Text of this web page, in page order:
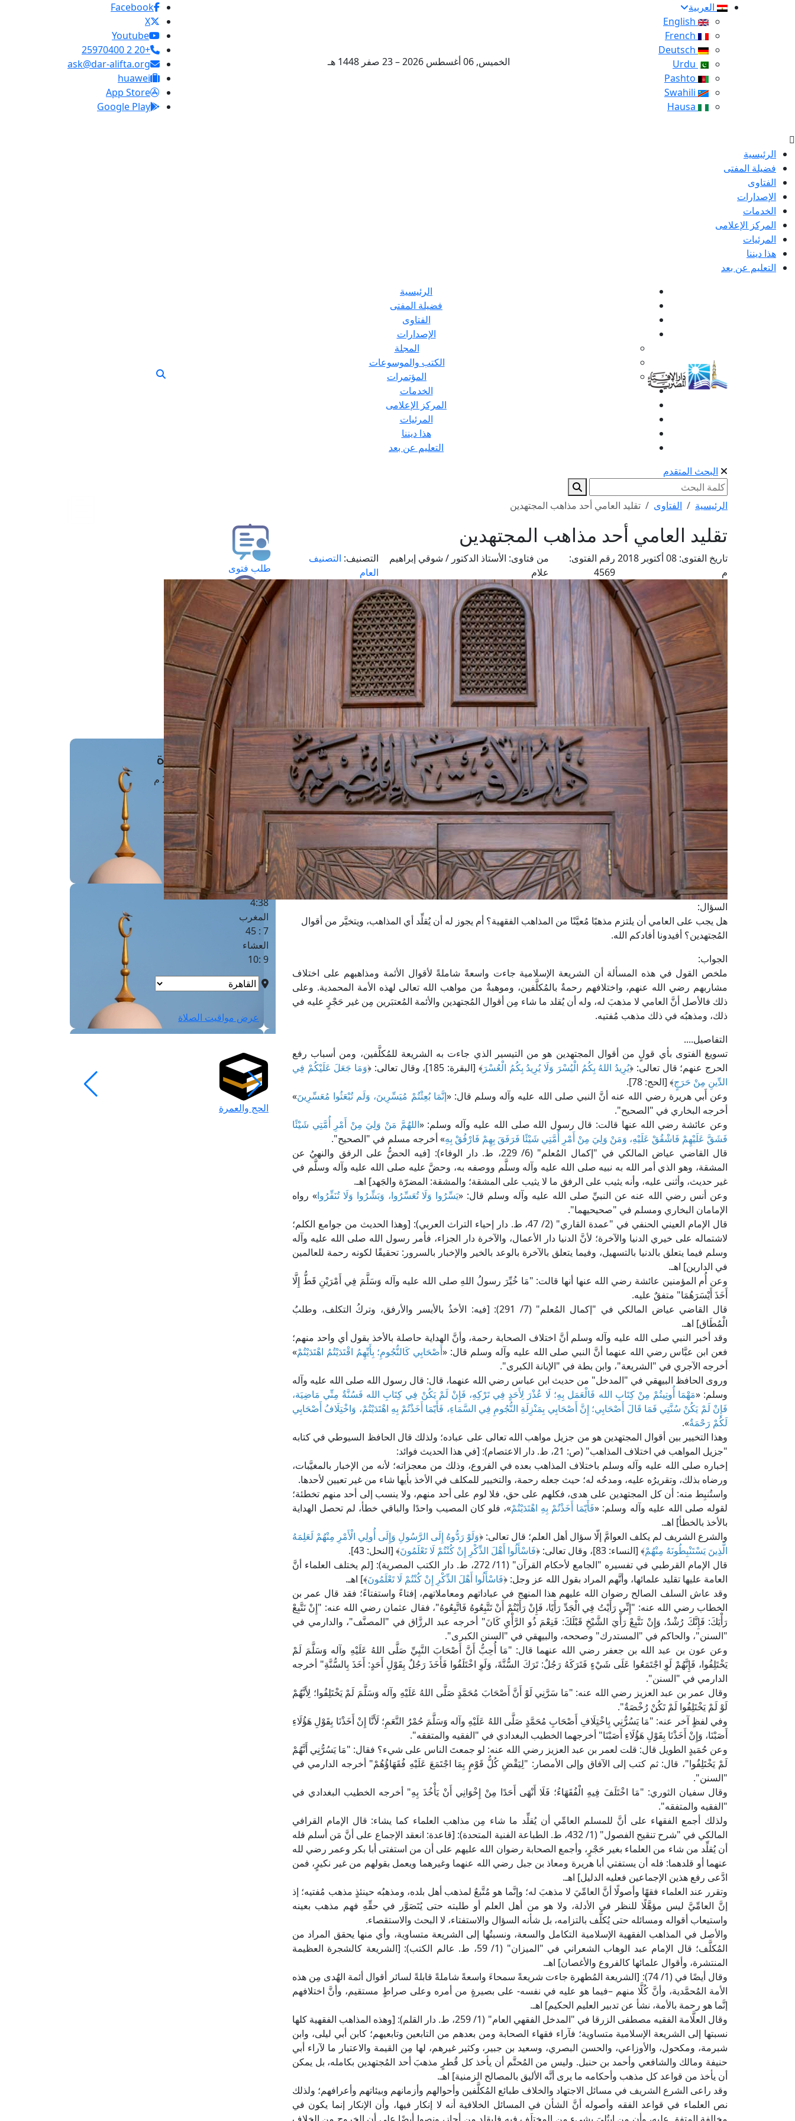
العربية
الخميس, 06 أغسطس 2026 – 23 صفر 1448 هـ
Facebook
X
Youtube
+20 2 25970400
ask@dar-alifta.org
huawei
App Store
Google Play
الرئيسية
فضيلة المفتى
الفتاوى
الإصدارات
الخدمات
المركز الإعلامى
المرئيات
هذا ديننا
التعليم عن بعد
الرئيسية
فضيلة المفتى
الفتاوى
الإصدارات
المجلة
الكتب والموسوعات
المؤتمرات
الخدمات
المركز الإعلامى
المرئيات
هذا ديننا
التعليم عن بعد
البحث المتقدم
الرئيسية الفتاوى تقليد العامي أحد مذاهب المجتهدين
تقليد العامي أحد مذاهب المجتهدين
تاريخ الفتوى:
08 أكتوبر 2018
م
رقم الفتوى:
4569
من فتاوى: الأستاذ الدكتور / شوقي إبراهيم
علام
التصنيف: التصنيف
العام
السؤال:
هل يجب على العامي أن يلتزم مذهبًا مُعيَّنًا من المذاهب الفقهية؟ أم يجوز له أن يُقلِّد أي المذاهب، ويتخيَّر من أقوال
المُجتهدين؟ أفيدونا أفادكم الله.
الجواب:
ملخص القول في هذه المسألة أن الشريعة الإسلامية جاءت واسعةً شاملةً لأقوال الأئمة ومذاهبهم على اختلاف
مشاربهم رضي الله عنهم، واختلافهم رحمةٌ بالمُكلَّفين، وموهبةٌ من مواهب الله تعالى لهذه الأمة المحمدية. وعلى
ذلك فالأصل أنَّ العامي لا مذهبَ له، وله أن يُقلد ما شاء مِن أقوال المُجتهدين والأئمة المُعتبَرين مِن غير حَجْرٍ عليه في
ذلك، ومذهبُه في ذلك مذهب مُفتيه.
التفاصيل....
تسويغ الفتوى بأي قولٍ من أقوال المجتهدين هو من التيسير الذي جاءت به الشريعة للمُكلَّفين، ومن أسباب رفع
الحرج عنهم؛ قال تعالى: ﴿يُرِيدُ اللهُ بِكُمُ الْيُسْرَ وَلَا يُرِيدُ بِكُمُ الْعُسْرَ﴾ [البقرة: 185]، وقال تعالى: ﴿
وَمَا جَعَلَ عَلَيْكُمْ فِي
الدِّينِ مِنْ حَرَجٍ﴾ [الحج: 78].
وعن أَبي هريرة رضي الله عنه أنَّ النبي صلى الله عليه وآله وسلم قال: «إنَّمَا بُعِثْتُمْ مُيَسِّرِينَ، وَلَم تُبْعَثُوا مُعَسِّرِينَ»
أخرجه البخاري في "الصحيح".
وعن عائشة رضي الله عنها قالت: قال رسول الله صلى الله عليه وآله وسلم: «اللهُمَّ مَنْ وَلِيَ مِنْ أَمْرِ أُمَّتِي شَيْئًا
فَشَقَّ عَلَيْهِمْ فَاشْقُقْ عَلَيْهِ، وَمَنْ وَلِيَ مِنْ أَمْرِ أُمَّتِي شَيْئًا فَرَفَقَ بِهِمْ فَارْفُقْ بِهِ» أخرجه مسلم في "الصحيح".
قال القاضي عياض المالكي في "إكمال المُعلم" (6/ 229، ط. دار الوفاء): [فيه الحضُّ على الرفق والنهيُ عن
المشقة، وهو الذي أمر الله به نبيه صلى الله عليه وآله وسلَّم ووصفه به، وحضَّ عليه صلى الله عليه وآله وسلَّم في
غير حديث، وأثنى عليه، وأنه يثيب على الرفق ما لا يثيب على المشقة؛ والمشقة: المضرّة والجَهد] اهـ.
وعن أنس رضي الله عنه عن النبيِّ صلى الله عليه وآله وسلم قال: «يَسِّرُوا وَلَا تُعَسِّرُوا، وَبَشِّرُوا وَلَا تُنَفِّرُوا» رواه
الإمامان البخاري ومسلم في "صحيحيهما".
قال الإمام العيني الحنفي في "عمدة القاري" (2/ 47، ط. دار إحياء التراث العربي): [وهذا الحديث من جوامع الكلم؛
لاشتماله على خيري الدنيا والآخرة؛ لأنَّ الدنيا دار الأعمال، والآخرة دار الجزاء، فأمر رسول الله صلى الله عليه وآله
وسلم فيما يتعلق بالدنيا بالتسهيل، وفيما يتعلق بالآخرة بالوعد بالخير والإخبار بالسرور: تحقيقًا لكونه رحمة للعالمين
في الدارين] اهـ.
وعن أُم المؤمنين عائشة رضي الله عنها أنها قالت: "مَا خُيِّرَ رسولُ اللهِ صلى الله عليه وآله وَسَلَّمَ فِي أَمْرَيْنِ قَطُّ إِلَّا
أَخَذَ أَيْسَرَهُمَا" متفقٌ عليه.
قال القاضي عياض المالكي في "إكمال المُعلم" (7/ 291): [فيه: الأخذُ بالأيسر والأرفق، وتركُ التكلف، وطلبُ
الْمُطَاق] اهـ.
وقد أخبر النبي صلى الله عليه وآله وسلم أنَّ اختلاف الصحابة رحمة، وأنَّ الهداية حاصلة بالأخذ بقول أي واحد منهم؛
فعن ابن عبَّاس رضي الله عنهما أنَّ النبي صلى الله عليه وآله وسلم قال: «أَصْحَابِي كَالنُّجُومِ؛ بِأَيِّهِمُ اقْتَدَيْتُمُ اهْتَدَيْتُمْ»
أخرجه الآجري في "الشريعة"، وابن بطة في "الإبانة الكبرى".
وروى الحافظ البيهقي في "المدخل" من حديث ابن عباس رضي الله عنهما، قال: قال رسول الله صلى الله عليه وآله
وسلم: «مَهْمَا أُوتِيتُمْ مِنْ كِتَابِ الله فَالْعَمَل بِهِ؛ لَا عُذْرَ لِأَحَدٍ فِي تَرْكِهِ، فَإِنْ لَمْ يَكُنْ فِي كِتَابِ الله فَسُنَّةٌ مِنِّي مَاضِيَة،
فَإِنْ لَمْ يَكُنْ سُنَّتِي فَمَا قَالَ أَصْحَابِي؛ إِنَّ أَصْحَابِي بِمَنْزِلَةِ النُّجُومِ فِي السَّمَاءِ، فَأَيّمَا أَخَذْتُمْ بِهِ اهْتَدَيْتُمْ، وَاخْتِلَافُ أَصْحَابِي
لَكُمْ رَحْمَةٌ».
وهذا التخيير بين أقوال المجتهدين هو من جزيل مواهب الله تعالى على عباده؛ ولذلك قال الحافظ السيوطي في كتابه
"جزيل المواهب في اختلاف المذاهب" (ص: 21، ط. دار الاعتصام): [في هذا الحديث فوائد:
إخباره صلى الله عليه وآله وسلم باختلاف المذاهب بعده في الفروع، وذلك من معجزاته؛ لأنه من الإخبار بالمغيَّبات،
ورضاه بذلك، وتقريرُه عليه، ومدحُه له؛ حيث جعله رحمة، والتخيير للمكلف في الأخذ بأيها شاء من غير تعيين لأحدها.
واستُنبِط منه: أن كل المجتهدين على هدى، فكلهم على حق، فلا لوم على أحد منهم، ولا ينسب إلى أحد منهم تخطئة؛
لقوله صلى الله عليه وآله وسلم: «فَأَيّمَا أَخَذْتُمْ بِهِ اهْتَدَيْتُمْ»، فلو كان المصيب واحدًا والباقي خطأ، لم تحصل الهداية
بالأخذ بالخطأ] اهـ.
والشرع الشريف لم يكلف العوامَّ إلّا سؤال أهل العلم؛ قال تعالى: ﴿وَلَوْ رَدُّوهُ إِلَى الرَّسُولِ وَإِلَى أُولِي الْأَمْرِ مِنْهُمْ لَعَلِمَهُ
الَّذِينَ يَسْتَنْبِطُونَهُ مِنْهُمْ﴾ [النساء: 83]، وقال تعالى: ﴿ فَاسْأَلُوا أَهْلَ الذِّكْرِ إِنْ كُنْتُمْ لَا تَعْلَمُونَ﴾ [النحل: 43].
قال الإمام القرطبي في تفسيره "الجامع لأحكام القرآن" (11/ 272، ط. دار الكتب المصرية): [لم يختلف العلماء أنَّ
العامة عليها تقليد علمائها، وأنَّهم المراد بقول الله عز وجل: ﴿فَاسْأَلُوا أَهْلَ الذِّكْرِ إِنْ كُنْتُمْ لَا تَعْلَمُونَ﴾] اهـ.
وقد عاش السلف الصالح رضوان الله عليهم هذا المنهج في عباداتهم ومعاملاتهم، إفتاءً واستفتاءً؛ فقد قال عمر بن
الخطاب رضي الله عنه: "إِنِّي رَأَيْتُ فِي الْجَدِّ رَأَيًا، فَإِنْ رَأَيْتُمْ أَنْ تَتَّبِعُوهُ فَاتَّبِعُوهُ"، فقال عثمان رضي الله عنه: "إِنْ نَتَّبِعْ
رَأْيَكَ: فَإِنَّكَ رُشْدٌ، وَإِنْ نَتَّبِعْ رَأْيَ الشَّيْخِ قَبْلَكَ: فَنِعْمَ ذُو الرَّأْيِ كَانَ" أخرجه عبد الرزَّاق في "المصنَّف"، والدارمي في
"السنن"، والحاكم في "المستدرك" وصححه، والبيهقي في "السنن الكبرى".
وعن عون بن عبد الله بن جعفر رضي الله عنهما قال: "مَا أُحِبُّ أَنَّ أَصْحَابَ النَّبِيِّ صَلَّى اللهُ عَلَيْهِ وآله وَسَلَّمَ لَمْ
يَخْتَلِفُوا، فَإِنَّهُمْ لَوِ اجْتَمَعُوا عَلَى شَيْءٍ فَتَرَكَهُ رَجُلٌ: تَرَكَ السُّنَّةَ، وَلَوِ اخْتَلَفُوا فَأَخَذَ رَجُلٌ بِقَوْلِ أَحَدٍ: أَخَذَ بِالسُّنَّةِ" أخرجه
الدارمي في "السنن".
وقال عمر بن عبد العزيز رضي الله عنه: "مَا سَرَّنِي لَوْ أَنَّ أَصْحَابَ مُحَمَّدٍ صَلَّى اللهُ عَلَيْهِ وآله وَسَلَّمَ لَمْ يَخْتَلِفُوا؛ لِأَنَّهُمْ
لَوْ لَمْ يَخْتَلِفُوا لَمْ تَكُنْ رُخْصَةٌ".
وفي لفظٍ آخر عنه: "مَا يَسُرُّنِي بِاخْتِلَافِ أَصْحَابِ مُحَمَّدٍ صَلَّى اللهُ عَلَيْهِ وآله وَسَلَّمَ حُمْرُ النَّعَمِ؛ لَأَنَّا إِنْ أَخَذْنَا بِقَوْلِ هَؤُلَاءِ
أَصَبْنَا، وَإِنْ أَخَذْنَا بِقَوْلِ هَؤُلَاءِ أَصَبْنَا" أخرجهما الخطيب البغدادي في "الفقيه والمتفقه".
وعن حُمَيدٍ الطويل قال: قلت لعمر بن عبد العزيز رضي الله عنه: لو جمعتَ الناس على شيء؟ فقال: "مَا يَسُرُّنِي أَنَّهُمْ
لَمْ يَخْتَلِفُوا"، قال: ثم كتب إلى الآفاق وإلى الأمصار: "لِيَقْضِ كُلُّ قَوْمٍ بِمَا اجْتَمَعَ عَلَيْهِ فُقَهَاؤُهُمْ" أخرجه الدارمي في
"السنن".
وقال سفيان الثوري: "مَا اخْتَلَفَ فِيهِ الْفُقَهَاءُ؛ فَلَا أَنْهَى أَحَدًا مِنْ إِخْوَانِي أَنْ يَأْخُذَ بِهِ" أخرجه الخطيب البغدادي في
"الفقيه والمتفقه".
ولذلك أجمع الفقهاء على أنَّ للمسلم العامِّي أن يُقلِّد ما شاء مِن مذاهب العلماء كما يشاء: قال الإمام القرافي
المالكي في "شرح تنقيح الفصول" (1/ 432، ط. الطباعة الفنية المتحدة): [قاعدة: انعقد الإجماع على أنَّ مَن أسلم فله
أن يُقلِّد من شاء من العلماء بغير حَجْرٍ، وأجمع الصحابة رضوان الله عليهم على أن من استفتى أبا بكر وعمر رضي لله
عنهما أو قلدهما: فله أن يستفتي أبا هريرة ومعاذ بن جبل رضي الله عنهما وغيرهما ويعمل بقولهم من غير نكيرٍ، فمن
ادَّعى رفع هذين الإجماعين فعليه الدليل] اهـ.
وتقرر عند العلماء فقهًا وأصولًا أنَّ العامِّيَ لا مذهبَ له؛ وإنَّما هو مُتَّبعٌ لمذهب أهل بلده، ومذهبُه حينئذٍ مذهب مُفتيه؛ إذ
إنَّ العامِّيَّ ليس مؤهَّلًا للنظر في الأدلة، ولا هو من أهل العلم أو طلبته حتى يُتَصَوَّر في حقِّهِ فهم مذهب بعينه
واستيعاب أقواله ومسائله حتى يُكلَّف بالتزامه، بل شأنه السؤال والاستفتاء، لا البحث والاستقصاء.
والأصل في المذاهب الفقهية الإسلامية التكامل والسعة، ونسبتُها إلى الشريعة متساوية، وأي منها يحقق المراد من
المُكلَّف؛ قال الإمام عبد الوهاب الشعراني في "الميزان" (1/ 59، ط. عالم الكتب): [الشريعة كالشجرة العظيمة
المنتشرة، وأقوال علمائها كالفروع والأغصان] اهـ.
وقال أيضًا في (1/ 74): [الشريعة المُطهرة جاءت شريعةً سمحاءَ واسعةً شاملةً قابلةً لسائر أقوال أئمة الهُدى مِن هذه
الأمة المُحمَّدية، وأنَّ كُلَّا منهم –فيما هو عليه في نفسه- على بصيرةٍ من أمره وعلى صراطٍ مستقيم، وأنَّ اختلافهم
إنَّما هو رحمة بالأمة، نشأ عن تدبير العليم الحكيم] اهـ.
وقال العلَّامة الفقيه مصطفى الزرقا في "المدخل الفقهي العام" (1/ 259، ط. دار القلم): [وهذه المذاهب الفقهية كلها
نسبتها إلى الشريعة الإسلامية متساوية؛ فآراء فقهاء الصحابة ومن بعدهم من التابعين وتابعيهم؛ كابن أبي ليلى، وابن
شبرمة، ومكحول، والأوزاعي، والحسن البصري، وسعيد بن جبير، وكثير غيرهم، لها مِن القيمة والاعتبار ما لآراء أبي
حنيفة ومالك والشافعي وأحمد بن حنبل. وليس من المُحتَّم أن يأخذ كل قُطرٍ مذهبَ أحد المُجتهدين بكامله، بل يمكن
أن يأخذ من قواعد كل مذهب وأحكامه ما يرى أنَّه الأليق بالمصالح الزمنية] اهـ.
وقد راعى الشرع الشريف في مسائل الاجتهاد والخلاف طبائع المُكلَّفين وأحوالهم وأزمانهم وبيئاتهم وأعرافهم؛ ولذلك
نص العلماء في قواعد الفقه وأصوله أنَّ الشأن في المسائل الخلافية أنه لا إنكار فيها، وأن الإنكار إنما يكون في
طلب فتوى
استعلام عن فتوى
حجز موعد
الفتوى الهاتفية
مَواقِيتُ الصَّـــلاة
القاهرة · 06 أغسطس 2026 م
4 :40
الشروق
6 :17
الظهر
1 : 1
العصر
4:38
المغرب
7 : 45
العشاء
9 :10
عرض مواقيت الصلاة
الحج والعمرة